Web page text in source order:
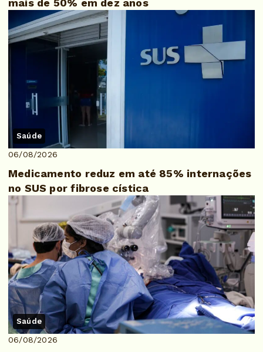
mais de 50% em dez anos
Saúde
06/08/2026
Medicamento reduz em até 85% internações
no SUS por fibrose cística
Saúde
06/08/2026